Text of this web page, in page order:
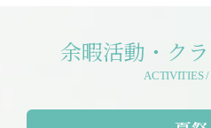
余暇活動・ク
ACTIVITIES /